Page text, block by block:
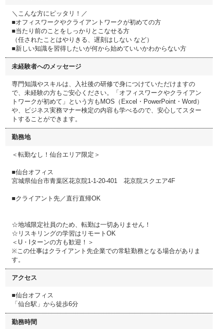
＼こんな方にピッタリ！／
■オフィスワークやクライアントワークが初めての方
■当たり前のことをしっかりとこなせる方
（任されたことはやりきる、遅刻はしない など）
■新しい知識を習得したいが何から始めていいかわからない方
未経験者へのメッセージ
専門知識やスキルは、入社後の研修で身につけていただけますの
で、未経験の方もご安心ください。「オフィスワークやクライアン
トワークが初めて」という方もMOS（Excel・PowerPoint・Word）
や、ビジネス実務マナー検定の内容も学べるので、安心してスター
トすることができます。
勤務地
＜転勤なし！仙台エリア限定＞
■仙台オフィス
宮城県仙台市青葉区花京院1-1-20-401 花京院スクエア4F
■クライアント先／直行直帰OK
☆地域限定社員のため、転勤は一切ありません！
☆リスキリングの学習はリモートOK
＜U・Iターンの方も歓迎！＞
※この仕事はクライアント先企業での常駐勤務となる場合がありま
す。
アクセス
■仙台オフィス
「仙台駅」から徒歩6分
勤務時間